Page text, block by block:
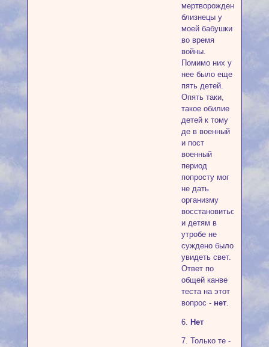
мертворожденные
близнецы у
моей бабушки
во время
войны.
Помимо них у
нее было еще
пять детей.
Опять таки,
такое обилие
детей к тому
де в военный
и пост
военный
период
попросту мог
не дать
организму
восстановиться
и детям в
утробе не
суждено было
увидеть свет.
Ответ по
общей канве
теста на этот
вопрос - нет.
6. Нет
7. Только те -